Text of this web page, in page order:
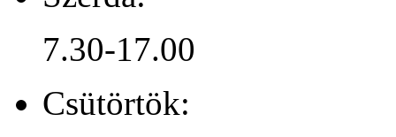
7.30-17.00
Csütörtök: